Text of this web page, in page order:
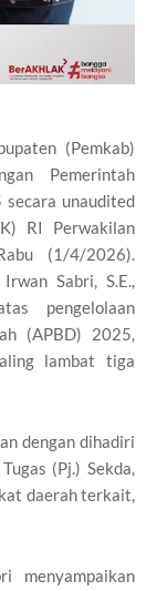
(Pemkab)
Pemerintah
secara unaudited
RI Perwakilan
(1/4/2026).
Sabri, S.E.,
pengelolaan
(APBD) 2025,
lambat tiga
dengan dihadiri
(Pj.) Sekda,
daerah terkait,
menyampaikan